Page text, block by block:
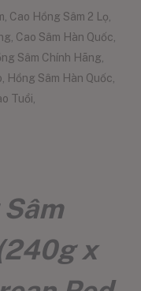
Cao Hồng Sâm 2 Lọ
Cao Sâm Hàn Quốc
Sâm Chính Hãng
Hồng Sâm Hàn Quốc
Tuổi
x